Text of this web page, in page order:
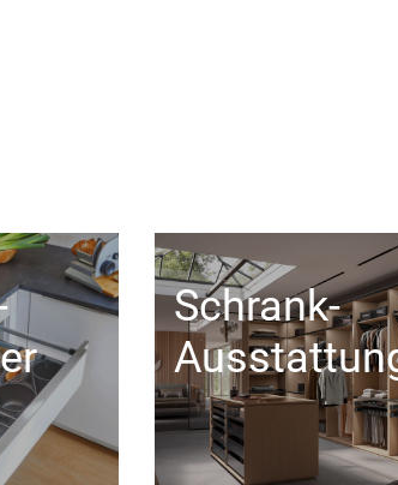
Schrank-